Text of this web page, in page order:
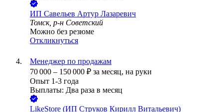
ИП Савельев Артур Лазаревич
Томск, р-н Советский
Можно без резюме
Откликнуться
Менеджер по продажам
70 000 – 150 000 ₽ за месяц, на руки
Опыт 1-3 года
Выплаты: Два раза в месяц
LikeStore (ИП Струков Кирилл Витальевич)